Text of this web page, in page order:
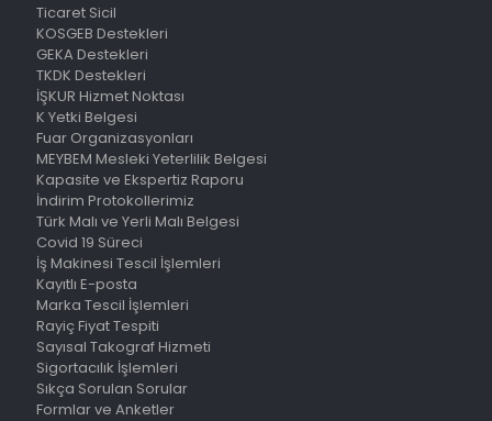
Ticaret Sicil
KOSGEB Destekleri
GEKA Destekleri
TKDK Destekleri
İŞKUR Hizmet Noktası
K Yetki Belgesi
Fuar Organizasyonları
MEYBEM Mesleki Yeterlilik Belgesi
Kapasite ve Ekspertiz Raporu
İndirim Protokollerimiz
Türk Malı ve Yerli Malı Belgesi
Covid 19 Süreci
İş Makinesi Tescil İşlemleri
Kayıtlı E-posta
Marka Tescil İşlemleri
Rayiç Fiyat Tespiti
Sayısal Takograf Hizmeti
Sigortacılık İşlemleri
Sıkça Sorulan Sorular
Formlar ve Anketler